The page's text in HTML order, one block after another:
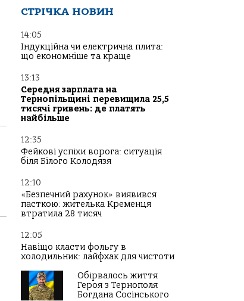
СТРІЧКА НОВИН
14:05
Індукційна чи електрична плита:
що економніше та краще
13:13
Середня зарплата на
Тернопільщині перевищила 25,5
тисячі гривень: де платять
найбільше
12:35
Фейкові успіхи ворога: ситуація
біля Білого Колодязя
12:10
«Безпечний рахунок» виявився
пасткою: жителька Кременця
втратила 28 тисяч
12:05
Навіщо класти фольгу в
холодильник: лайфхак для чистоти
Обірвалось життя
Героя з Тернополя
Богдана Сосінського